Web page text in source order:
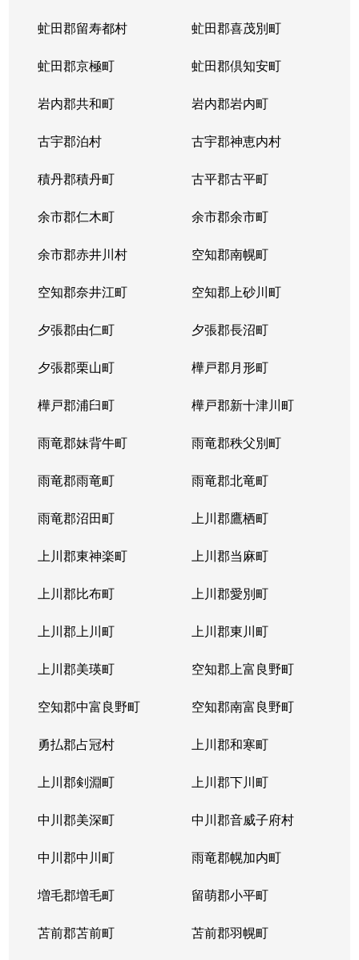
虻田郡留寿都村 虻田郡喜茂別町
虻田郡京極町 虻田郡倶知安町
岩内郡共和町 岩内郡岩内町
古宇郡泊村 古宇郡神恵内村
積丹郡積丹町 古平郡古平町
余市郡仁木町 余市郡余市町
余市郡赤井川村 空知郡南幌町
空知郡奈井江町 空知郡上砂川町
夕張郡由仁町 夕張郡長沼町
夕張郡栗山町 樺戸郡月形町
樺戸郡浦臼町 樺戸郡新十津川町
雨竜郡妹背牛町 雨竜郡秩父別町
雨竜郡雨竜町 雨竜郡北竜町
雨竜郡沼田町 上川郡鷹栖町
上川郡東神楽町 上川郡当麻町
上川郡比布町 上川郡愛別町
上川郡上川町 上川郡東川町
上川郡美瑛町 空知郡上富良野町
空知郡中富良野町 空知郡南富良野町
勇払郡占冠村 上川郡和寒町
上川郡剣淵町 上川郡下川町
中川郡美深町 中川郡音威子府村
中川郡中川町 雨竜郡幌加内町
増毛郡増毛町 留萌郡小平町
苫前郡苫前町 苫前郡羽幌町